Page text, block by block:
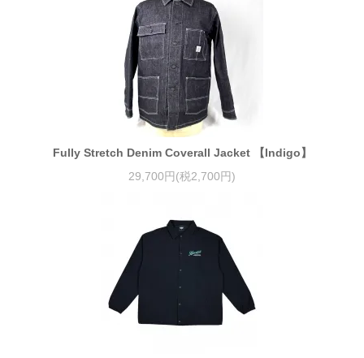
Fully Stretch Denim Coverall Jacket 【Indigo】
29,700円(税2,700円)